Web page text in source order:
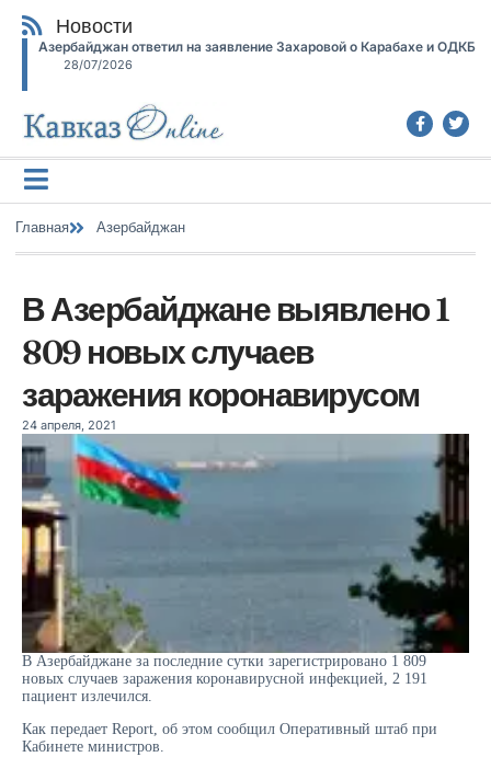
Новости
Азербайджан ответил на заявление Захаровой о Карабахе и ОДКБ
28/07/2026
Главная Азербайджан
В Азербайджане выявлено 1
809 новых случаев
заражения коронавирусом
24 апреля, 2021
В Азербайджане за последние сутки зарегистрировано 1 809
новых случаев заражения коронавирусной инфекцией, 2 191
пациент излечился.
Как передает Report, об этом сообщил Оперативный штаб при
Кабинете министров.